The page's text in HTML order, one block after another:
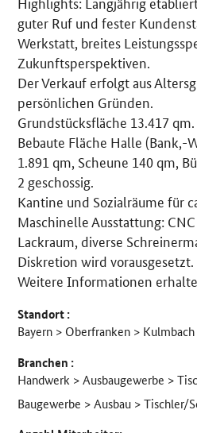
guter Ruf und fester
Werkstatt, breites
Zukunftsperspektiven.
Der Verkauf erfolgt aus
persönlichen Gründen.
Grundstücksfläche 13.417 qm.
Bebaute Fläche Halle (Bank,-
1.891 qm, Scheune 140 qm,
2 geschossig.
Kantine und Sozialräume für
Maschinelle Ausstattung:
Lackraum, diverse
Diskretion wird vorausgesetzt.
Weitere Informationen
Standort :
Bayern > Oberfranken > Kulmbach
Branchen :
Handwerk > Ausbaugewerbe >
Baugewerbe > Ausbau > Tischler/